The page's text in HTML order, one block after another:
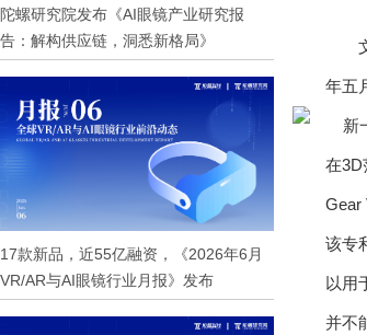
陀螺研究院发布《AI眼镜产业研究报
告：解构供应链，洞悉新格局》
17款新品，近55亿融资，《2026年6月
VR/AR与AI眼镜行业月报》发布
年五
在3D
Gear
该专
以用
并不